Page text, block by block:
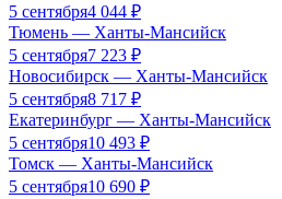
5 сентября4 044 ₽
Тюмень — Ханты-Мансийск
5 сентября7 223 ₽
Новосибирск — Ханты-Мансийск
5 сентября8 717 ₽
Екатеринбург — Ханты-Мансийск
5 сентября10 493 ₽
Томск — Ханты-Мансийск
5 сентября10 690 ₽